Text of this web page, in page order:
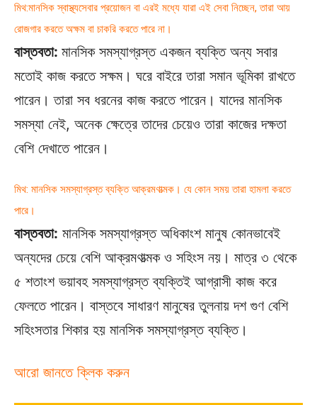
মিথ:মানসিক স্বাস্থ্যসেবার প্রয়োজন বা এরই মধ্যে যারা এই সেবা নিচ্ছেন, তারা আয়
রোজগার করতে অক্ষম বা চাকরি করতে পারে না।
বাস্তবতা: মানসিক সমস্যাগ্রস্ত একজন ব্যক্তি অন্য সবার
মতোই কাজ করতে সক্ষম। ঘরে বাইরে তারা সমান ভূমিকা রাখতে
পারেন। তারা সব ধরনের কাজ করতে পারেন। যাদের মানসিক
সমস্যা নেই, অনেক ক্ষেত্রে তাদের চেয়েও তারা কাজের দক্ষতা
বেশি দেখাতে পারেন।
মিথ: মানসিক সমস্যাগ্রস্ত ব্যক্তি আক্রমণাত্মক। যে কোন সময় তারা হামলা করতে
পারে।
বাস্তবতা: মানসিক সমস্যাগ্রস্ত অধিকাংশ মানুষ কোনভাবেই
অন্যদের চেয়ে বেশি আক্রমণাত্মক ও সহিংস নয়। মাত্র ৩ থেকে
৫ শতাংশ ভয়াবহ সমস্যাগ্রস্ত ব্যক্তিই আগ্রাসী কাজ করে
ফেলতে পারেন। বাস্তবে সাধারণ মানুষের তুলনায় দশ গুণ বেশি
সহিংসতার শিকার হয় মানসিক সমস্যাগ্রস্ত ব্যক্তি।
আরো জানতে ক্লিক করুন